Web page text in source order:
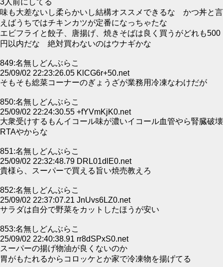
3人前にしてる
味も大差ないし柔らかいし結構オススメできるな かつ丼と言
えばうちではチキンカツが定番になっちゃたな
エビフライと餃子、唐揚げ、焼きそばは良く買うがどれも500
円以内だな 絶対買わないのはウナギかな
849:名無しどんぶらこ
25/09/02 22:23:26.05 KlCG6r+50.net
そもそも総菜コーナーのぎょうざが業務用冷凍なわけだが
850:名無しどんぶらこ
25/09/02 22:24:30.55 +fYVmKjK0.net
大衆受けするもんイコール味が濃いイコール血管やら腎臓破壊
RTAやからな
851:名無しどんぶらこ
25/09/02 22:32:48.79 DRL01dlE0.net
貴様ら、スーパーで買える旨い焼売教えろ
852:名無しどんぶらこ
25/09/02 22:37:07.21 JnUvs6LZ0.net
サラダは自分で野菜をカットしたほうが安い
853:名無しどんぶらこ
25/09/02 22:40:38.91 rr8dSPxS0.net
スーパーの揚げ物油が良くないのか
胃がもたれるからコロッケとか家で冷凍物を揚げてる